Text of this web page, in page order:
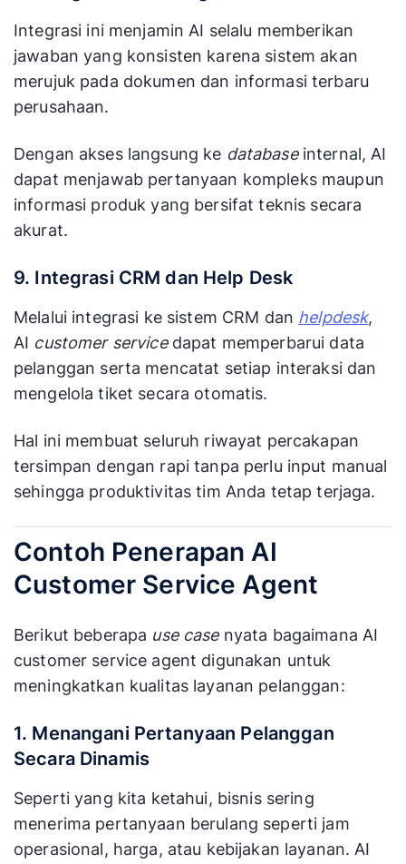
Integrasi ini menjamin AI selalu memberikan
jawaban yang konsisten karena sistem akan
merujuk pada dokumen dan informasi terbaru
perusahaan.
Dengan akses langsung ke databaseinternal, AI
dapat menjawab pertanyaan kompleks maupun
informasi produk yang bersifat teknis secara
akurat.
9. Integrasi CRM dan Help Desk
Melalui integrasi ke sistem CRM dan helpdesk,
AI customer servicedapat memperbarui data
pelanggan serta mencatat setiap interaksi dan
mengelola tiket secara otomatis.
Hal ini membuat seluruh riwayat percakapan
tersimpan dengan rapi tanpa perlu input manual
sehingga produktivitas tim Anda tetap terjaga.
Contoh Penerapan AI
Customer Service Agent
Berikut beberapa use casenyata bagaimana AI
customer service agent digunakan untuk
meningkatkan kualitas layanan pelanggan:
1. Menangani Pertanyaan Pelanggan
Secara Dinamis
Seperti yang kita ketahui, bisnis sering
menerima pertanyaan berulang seperti jam
operasional, harga, atau kebijakan layanan. AI